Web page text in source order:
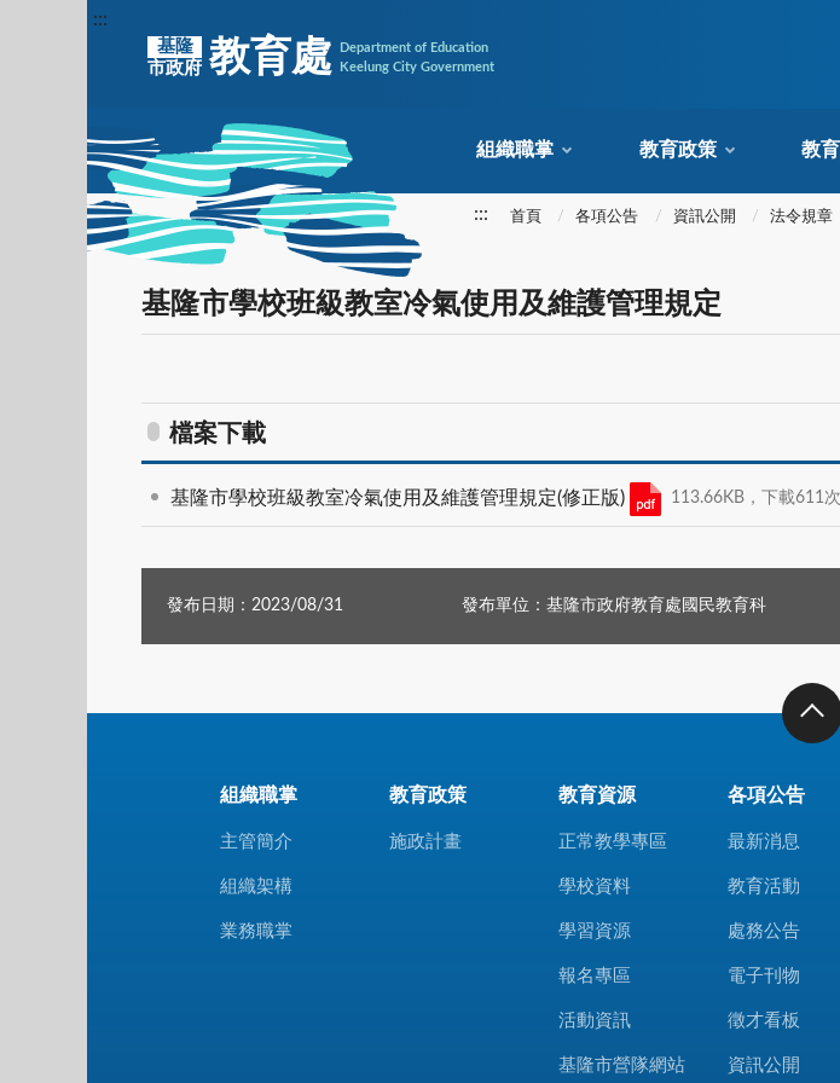
:::
基隆
市政府 教育處
Department of Education
Keelung City Government
組織職掌 教育政策 教
::: 首頁 各項公告 資訊公開 法令規章
基隆市學校班級教室冷氣使用及維護管理規定
檔案下載
基隆市學校班級教室冷氣使用及維護管理規定(修正版) 113.66KB，下載611
發布日期：2023/08/31 發布單位：基隆市政府教育處國民教育科
組織職掌
主管簡介
組織架構
業務職掌
教育政策
施政計畫
教育資源
正常教學專區
學校資料
學習資源
報名專區
活動資訊
基隆市營隊網站
各項公告
最新消息
教育活動
處務公告
電子刊物
徵才看板
資訊公開